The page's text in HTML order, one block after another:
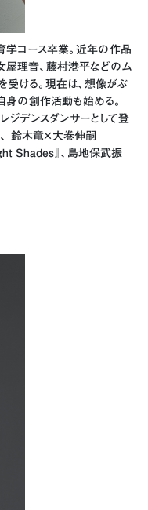
コース卒業。近年の作品
屋理音、藤村港平などのム
受ける。現在は、想像がぶ
身の創作活動も始める。
デンスダンサーとして登
鈴木⻯×大巻伸嗣
Shades』、 島地保武振